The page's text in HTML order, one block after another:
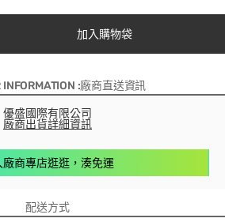
加入購物袋
INFORMATION :廠商直送資訊
優盛國際有限公司
廠商出貨詳細資訊
廠商專店逛逛，湊免運
配送方式